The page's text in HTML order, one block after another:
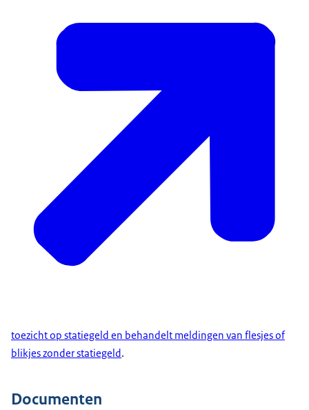
toezicht op statiegeld en behandelt meldingen van flesjes of
blikjes zonder statiegeld.
Documenten